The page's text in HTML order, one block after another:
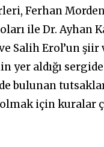
Ferhan
ile Dr. Ayhan
Salih Erol’un şiir
yer aldığı sergide
bulunan
olmak için kuralar